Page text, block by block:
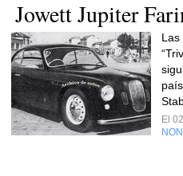
Jowett Jupiter
Las
El